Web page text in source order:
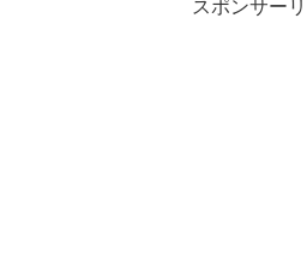
スポンサー